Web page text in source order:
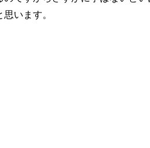
います。